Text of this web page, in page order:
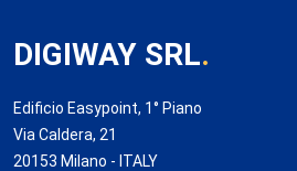
DIGIWAY SRL.
Edificio Easypoint, 1° Piano
Via Caldera, 21
20153 Milano - ITALY